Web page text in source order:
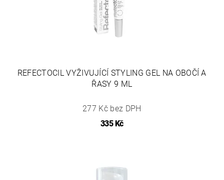
REFECTOCIL VYŽIVUJÍCÍ STYLING GEL NA OBOČÍ A
ŘASY 9 ML
277 Kč bez DPH
335 Kč